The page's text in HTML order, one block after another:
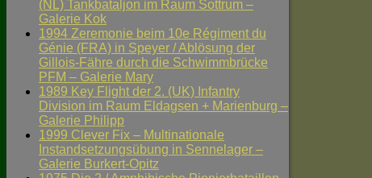
(NL) Tankbataljon im Raum Sottrum –
Galerie Kok
1994 Zeremonie beim 10e Régiment du
Génie (FRA) in Speyer / Ablösung der
Gillois-Fähre durch die Schwimmbrücke
PFM – Galerie Mary
1989 Key Flight der 2. (UK) Infantry
Division im Raum Eldagsen + Marienburg –
Galerie Philipp
1999 Clever Fix – Multinationale
Instandsetzungsübung in Sennelager –
Galerie Burkert-Opitz